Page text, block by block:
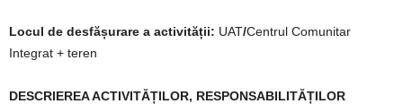
Locul de desfășurare a activității: UAT/Centrul Comunitar
Integrat + teren
DESCRIEREA ACTIVITĂȚILOR, RESPONSABILITĂȚILOR